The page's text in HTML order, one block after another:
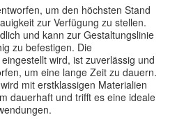
um den höchsten Stand
zur Verfügung zu stellen.
und kann zur Gestaltungslinie
zu befestigen. Die
wird, ist zuverlässig und
um eine lange Zeit zu dauern.
mit erstklassigen Materialien
dauerhaft und trifft es eine ideale